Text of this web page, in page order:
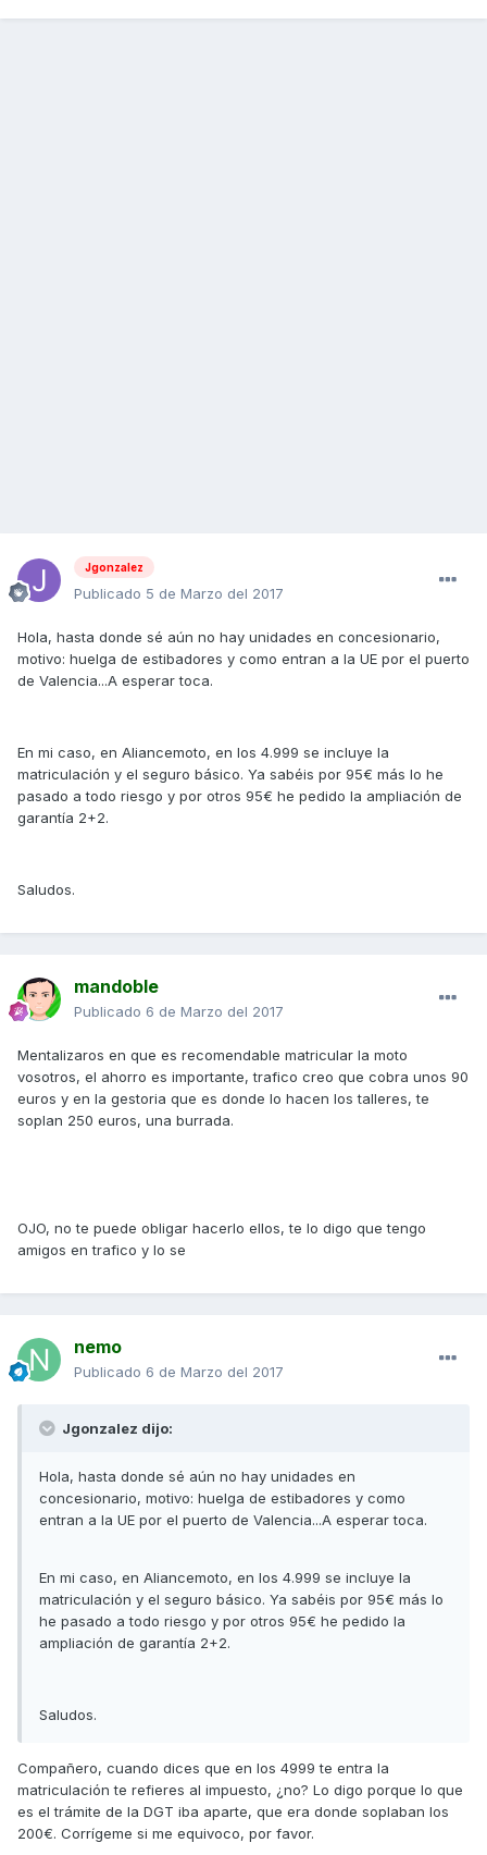
Jgonzalez
Publicado 5 de Marzo del 2017
Hola, hasta donde sé aún no hay unidades en concesionario,
motivo: huelga de estibadores y como entran a la UE por el puerto
de Valencia...A esperar toca.
En mi caso, en Aliancemoto, en los 4.999 se incluye la
matriculación y el seguro básico. Ya sabéis por 95€ más lo he
pasado a todo riesgo y por otros 95€ he pedido la ampliación de
garantía 2+2.
Saludos.
mandoble
Publicado 6 de Marzo del 2017
Mentalizaros en que es recomendable matricular la moto
vosotros, el ahorro es importante, trafico creo que cobra unos 90
euros y en la gestoria que es donde lo hacen los talleres, te
soplan 250 euros, una burrada.
OJO, no te puede obligar hacerlo ellos, te lo digo que tengo
amigos en trafico y lo se
nemo
Publicado 6 de Marzo del 2017
Jgonzalez dijo:
Hola, hasta donde sé aún no hay unidades en
concesionario, motivo: huelga de estibadores y como
entran a la UE por el puerto de Valencia...A esperar toca.
En mi caso, en Aliancemoto, en los 4.999 se incluye la
matriculación y el seguro básico. Ya sabéis por 95€ más lo
he pasado a todo riesgo y por otros 95€ he pedido la
ampliación de garantía 2+2.
Saludos.
Compañero, cuando dices que en los 4999 te entra la
matriculación te refieres al impuesto, ¿no? Lo digo porque lo que
es el trámite de la DGT iba aparte, que era donde soplaban los
200€. Corrígeme si me equivoco, por favor.